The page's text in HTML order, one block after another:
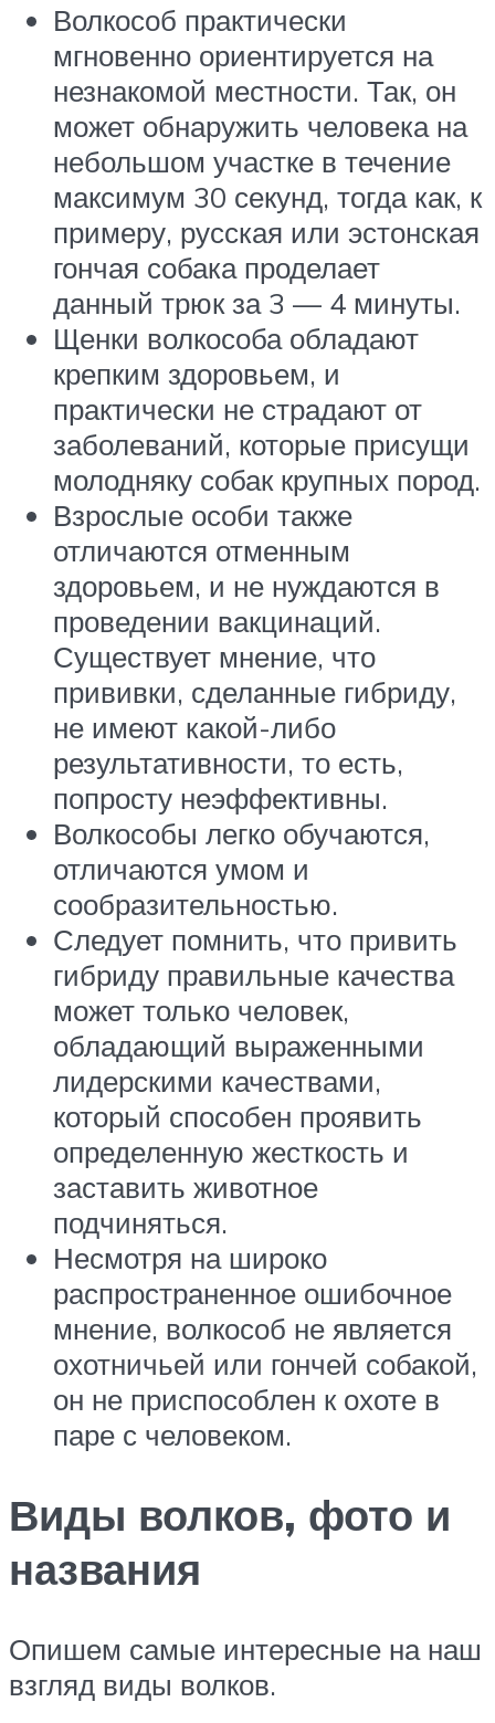
Волкособ практически
мгновенно ориентируется на
незнакомой местности. Так, он
может обнаружить человека на
небольшом участке в течение
максимум 30 секунд, тогда как, к
примеру, русская или эстонская
гончая собака проделает
данный трюк за 3 — 4 минуты.
Щенки волкособа обладают
крепким здоровьем, и
практически не страдают от
заболеваний, которые присущи
молодняку собак крупных пород.
Взрослые особи также
отличаются отменным
здоровьем, и не нуждаются в
проведении вакцинаций.
Существует мнение, что
прививки, сделанные гибриду,
не имеют какой-либо
результативности, то есть,
попросту неэффективны.
Волкособы легко обучаются,
отличаются умом и
сообразительностью.
Следует помнить, что привить
гибриду правильные качества
может только человек,
обладающий выраженными
лидерскими качествами,
который способен проявить
определенную жесткость и
заставить животное
подчиняться.
Несмотря на широко
распространенное ошибочное
мнение, волкособ не является
охотничьей или гончей собакой,
он не приспособлен к охоте в
паре с человеком.
Виды волков, фото и
названия
Опишем самые интересные на наш
взгляд виды волков.